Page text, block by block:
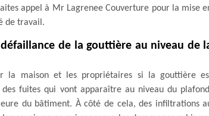
appel à Mr Lagrenee Couverture pour la mise
de travail.
de la gouttière au niveau de
la maison et les propriétaires si la gouttière
fuites qui vont apparaître au niveau du
du bâtiment. À côté de cela, des infiltrations